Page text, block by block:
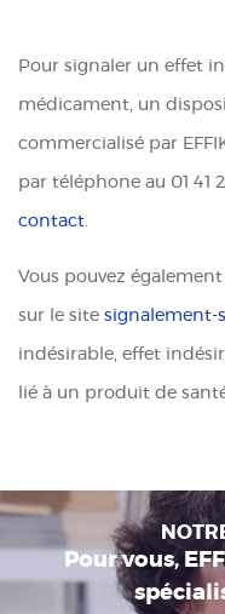
Pour signaler un effet
médicament, un
commercialisé par
par téléphone au 01 41
contact.
Vous pouvez
sur le site signalement-
indésirable, effet
lié à un produit de
Pour vous,